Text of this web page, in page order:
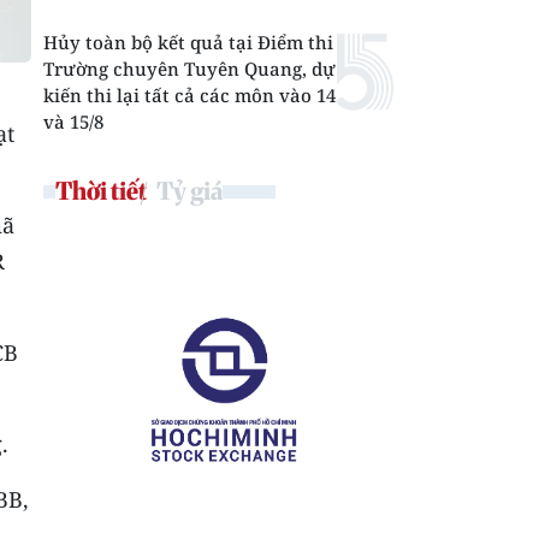
Hủy toàn bộ kết quả tại Điểm thi
Trường chuyên Tuyên Quang, dự
kiến thi lại tất cả các môn vào 14
và 15/8
Thời tiết Tỷ giá